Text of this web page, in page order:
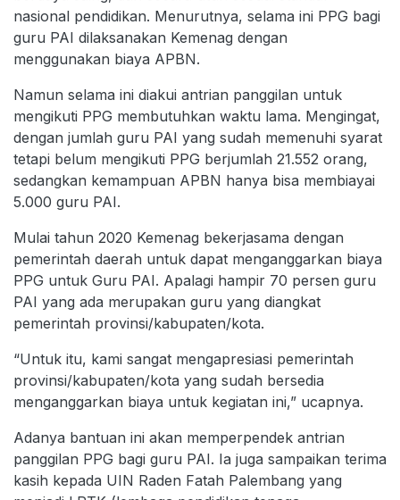
nasional pendidikan. Menurutnya, selama ini PPG bagi
guru PAI dilaksanakan Kemenag dengan
menggunakan biaya APBN.
Namun selama ini diakui antrian panggilan untuk
mengikuti PPG membutuhkan waktu lama. Mengingat,
dengan jumlah guru PAI yang sudah memenuhi syarat
tetapi belum mengikuti PPG berjumlah 21.552 orang,
sedangkan kemampuan APBN hanya bisa membiayai
5.000 guru PAI.
Mulai tahun 2020 Kemenag bekerjasama dengan
pemerintah daerah untuk dapat menganggarkan biaya
PPG untuk Guru PAI. Apalagi hampir 70 persen guru
PAI yang ada merupakan guru yang diangkat
pemerintah provinsi/kabupaten/kota.
“Untuk itu, kami sangat mengapresiasi pemerintah
provinsi/kabupaten/kota yang sudah bersedia
menganggarkan biaya untuk kegiatan ini,” ucapnya.
Adanya bantuan ini akan memperpendek antrian
panggilan PPG bagi guru PAI. Ia juga sampaikan terima
kasih kepada UIN Raden Fatah Palembang yang